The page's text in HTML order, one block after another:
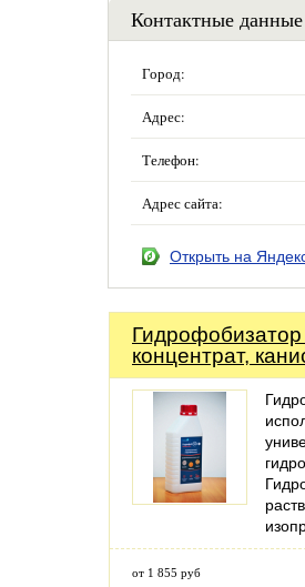
Контактные данные
Город:
Адрес:
Телефон:
Адрес сайта:
Открыть на
концентрат,
от 1 855 руб